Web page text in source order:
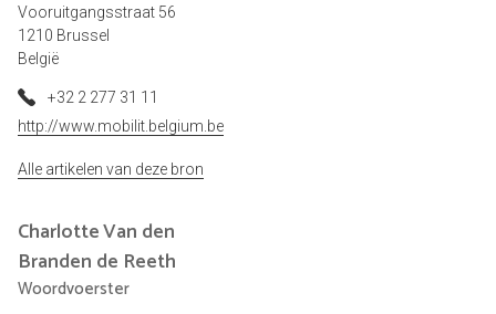
Vooruitgangsstraat 56
1210 Brussel
België
+32 2 277 31 11
http://www.mobilit.belgium.be
Alle artikelen van deze bron
CharlotteVan den
Branden de Reeth
Woordvoerster